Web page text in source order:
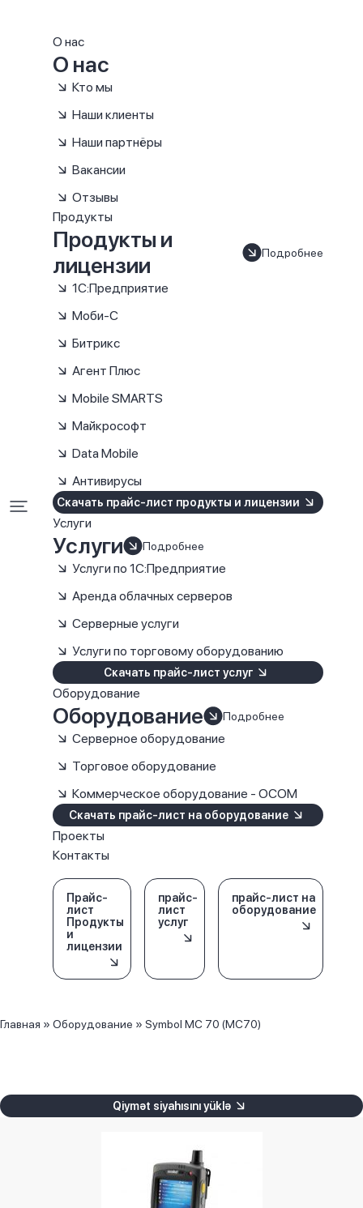
О нас
О нас
Кто мы
Наши клиенты
Наши партнёры
Вакансии
Отзывы
Продукты
Продукты и
лицензии
Подробнее
1С:Предприятие
Моби-С
Битрикс
Агент Плюс
Mobile SMARTS
Майкрософт
Data Mobile
Антивирусы
Скачать прайс-лист продукты и лицензии
Услуги
Услуги Подробнее
Услуги по 1С:Предприятие
Аренда облачных серверов
Серверные услуги
Услуги по торговому оборудованию
Скачать прайс-лист услуг
Оборудование
Оборудование Подробнее
Серверное оборудование
Торговое оборудование
Коммерческое оборудование - OCOM
Скачать прайс-лист на оборудование
Проекты
Контакты
Прайс-
лист
Продукты
и
лицензии
прайс-
лист
услуг
прайс-лист на
оборудование
Главная » Оборудование » Symbol MC 70 (MC70)
Qiymət siyahısını yüklə